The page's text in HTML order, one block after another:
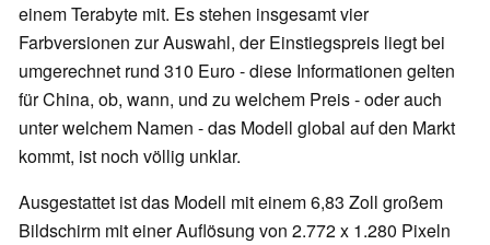
einem Terabyte mit. Es stehen insgesamt vier
Farbversionen zur Auswahl, der Einstiegspreis liegt bei
umgerechnet rund 310 Euro - diese Informationen gelten
für China, ob, wann, und zu welchem Preis - oder auch
unter welchem Namen - das Modell global auf den Markt
kommt, ist noch völlig unklar.
Ausgestattet ist das Modell mit einem 6,83 Zoll großem
Bildschirm mit einer Auflösung von 2.772 x 1.280 Pixeln